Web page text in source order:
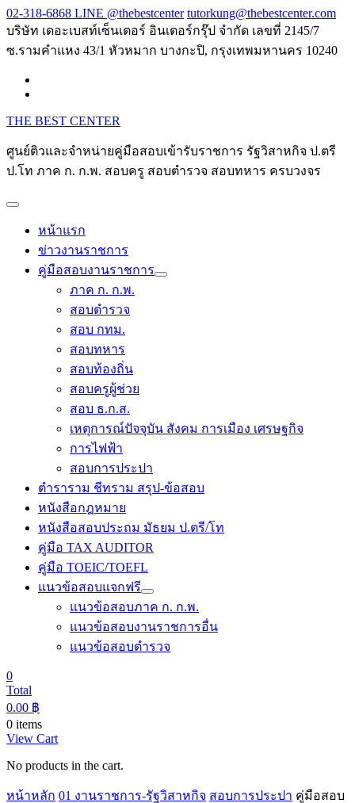
Skip
to
02-318-6868 LINE @thebestcenter tutorkung@thebestcenter.com
บริษัท เดอะเบสท์เซ็นเตอร์ อินเตอร์กรุ๊ป จำกัด เลขที่ 2145/7
ซ.รามคำแหง 43/1 หัวหมาก บางกะปิ, กรุงเทพมหานคร 10240
THE BEST CENTER
ศูนย์ติวและจำหน่ายคู่มือสอบเข้ารับราชการ รัฐวิสาหกิจ ป.ตรี
ป.โท ภาค ก. ก.พ. สอบครู สอบตำรวจ สอบทหาร ครบวงจร
หน้าแรก
ข่าวงานราชการ
คู่มือสอบงานราชการ
ภาค ก. ก.พ.
สอบตำรวจ
สอบ กทม.
สอบทหาร
สอบท้องถิ่น
สอบครูผู้ช่วย
สอบ ธ.ก.ส.
เหตุการณ์ปัจจุบัน สังคม การเมือง เศรษฐกิจ
การไฟฟ้า
สอบการประปา
ตำราราม ชีทราม สรุป-ข้อสอบ
หนังสือกฎหมาย
หนังสือสอบประถม มัธยม ป.ตรี/โท
คู่มือ TAX AUDITOR
คู่มือ TOEIC/TOEFL
แนวข้อสอบแจกฟรี
แนวข้อสอบภาค ก. ก.พ.
แนวข้อสอบงานราชการอื่น
แนวข้อสอบตำรวจ
0
Total
0.00 ฿
0 items
View Cart
No products in the cart.
หน้าหลัก 01 งานราชการ-รัฐวิสาหกิจ สอบการประปา คู่มือสอบ